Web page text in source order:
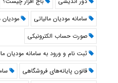
سامانه مودیان مالیاتی
مودیان
صورت حساب الکترونیکی
ثبت نام و ورود به سامانه مودیان
قانون پایانه‌های فروشگاهی